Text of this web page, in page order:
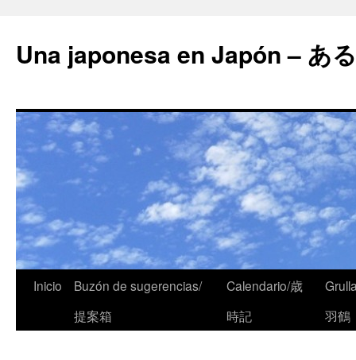
Una japonesa en Japón – あ
Inicio
Buzón de sugerencias/
提案箱
Calendario/歳
時記
羽鶴